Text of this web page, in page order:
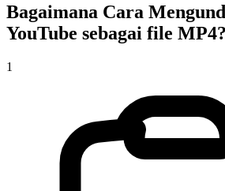
Bagaimana Cara
YouTube sebagai file MP4?
1